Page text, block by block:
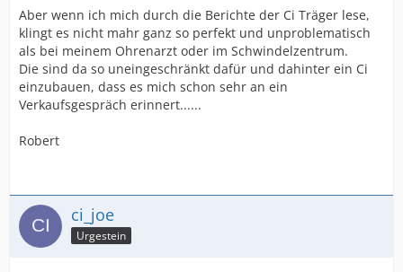
Aber wenn ich mich durch die Berichte der Ci Träger lese,
klingt es nicht mahr ganz so perfekt und unproblematisch
als bei meinem Ohrenarzt oder im Schwindelzentrum.
Die sind da so uneingeschränkt dafür und dahinter ein Ci
einzubauen, dass es mich schon sehr an ein
Verkaufsgespräch erinnert......
Robert
ci_joe
Urgestein